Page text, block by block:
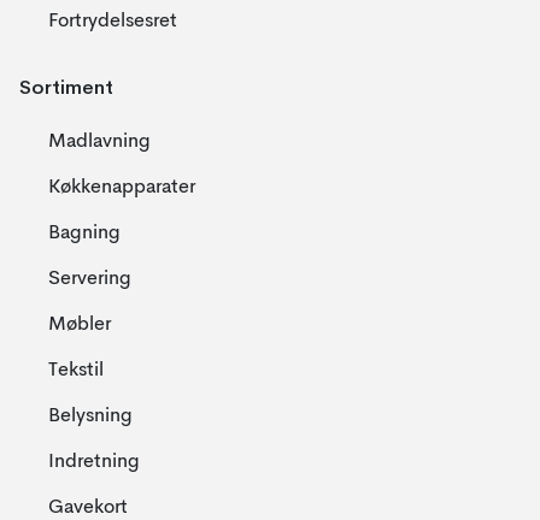
Fortrydelsesret
Sortiment
Madlavning
Køkkenapparater
Bagning
Servering
Møbler
Tekstil
Belysning
Indretning
Gavekort